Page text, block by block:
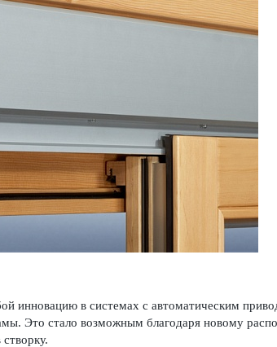
инновацию в системах с автоматическим
Это стало возможным благодаря новому